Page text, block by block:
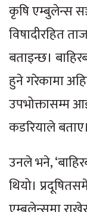
कृषि एम्बुलेन्स
विषादीरहित
बताइन्छ।
हुने गरेकामा
उपभोक्तासम्म
कडरियाले बताए।
उनले भने,
थियो।